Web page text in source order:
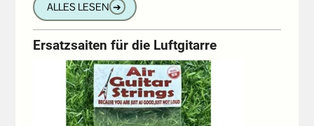
ALLES LESEN ➔
Ersatzsaiten für die Luftgitarre